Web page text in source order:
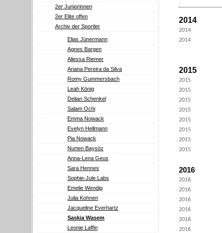
2er Juniorinnen
2er Elite offen
Archiv der Sportler
Elias Jünermann
Agnes Bargen
Aliessa Riemer
Ariana Pereira da Silva
Romy Gummersbach
Leah König
Delian Schenkel
Salam Ochi
Emma Nowack
Evelyn Hellmann
Pia Nowack
Nurten Baysöz
Anna-Lena Geus
Sara Hennes
Sophie-Jule Labs
Emelie Wendig
Julia Kohnen
Jacqueline Everhartz
Saskia Wasem
Leonie Laffin
2014
2014
2014
2015
2015
2015
2015
2015
2015
2015
2015
2015
2016
2016
2016
2016
2016
2016
2016